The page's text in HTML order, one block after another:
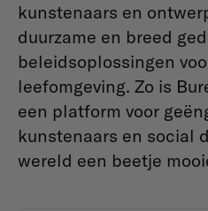
kunstenaars en
duurzame en breed
beleidsoplossingen
leefomgeving. Zo is
een platform voor
kunstenaars en social
wereld een beetje